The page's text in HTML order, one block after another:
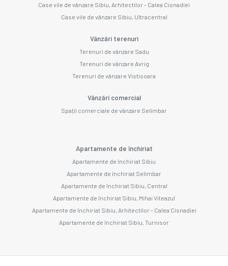
Case vile de vânzare Sibiu, Arhitectilor - Calea Cisnadiei
Case vile de vânzare Sibiu, Ultracentral
Vânzări terenuri
Terenuri de vânzare Sadu
Terenuri de vânzare Avrig
Terenuri de vânzare Vistisoara
Vânzări comercial
Spații comerciale de vânzare Selimbar
Apartamente de închiriat
Apartamente de închiriat Sibiu
Apartamente de închiriat Selimbar
Apartamente de închiriat Sibiu, Central
Apartamente de închiriat Sibiu, Mihai Viteazul
Apartamente de închiriat Sibiu, Arhitectilor - Calea Cisnadiei
Apartamente de închiriat Sibiu, Turnisor